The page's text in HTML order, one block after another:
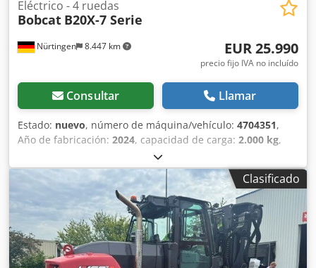
Nürtingen 8.447 km
Eléctrico - 4 ruedas
Bobcat B20X-7 Serie
EUR 25.990
precio fijo IVA no incluído
Consultar Llamar
Estado: nuevo, número de máquina/vehículo: 4704351,
Año de fabricación: 2024, capacidad de carga: 2.000 kg,
4.730 mm, ascensor libre:
centro de carga:500 mm, tipo de combustible:eléctrico,
tipo de mástil:triple , altura de construcción:2.230 mm,
longitud de la horquilla:1.200 mm, tipo de motor:
Eléctrico, fabricante: Bobcat Chsdpfxoxz Spwj Aprea
Clasificado